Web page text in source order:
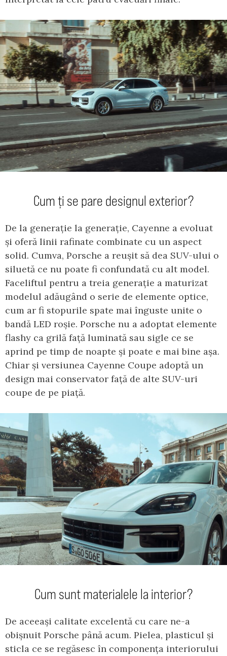
Cum ți se pare designul exterior?
De la generație la generație, Cayenne a evoluat
și oferă linii rafinate combinate cu un aspect
solid. Cumva, Porsche a reușit să dea SUV-ului o
siluetă ce nu poate fi confundată cu alt model.
Faceliftul pentru a treia generație a maturizat
modelul adăugând o serie de elemente optice,
cum ar fi stopurile spate mai înguste unite o
bandă LED roșie. Porsche nu a adoptat elemente
flashy ca grilă față luminată sau sigle ce se
aprind pe timp de noapte și poate e mai bine așa.
Chiar și versiunea Cayenne Coupe adoptă un
design mai conservator față de alte SUV-uri
coupe de pe piață.
Cum sunt materialele la interior?
De aceeași calitate excelentă cu care ne-a
obișnuit Porsche până acum. Pielea, plasticul și
sticla ce se regăsesc în componența interiorului